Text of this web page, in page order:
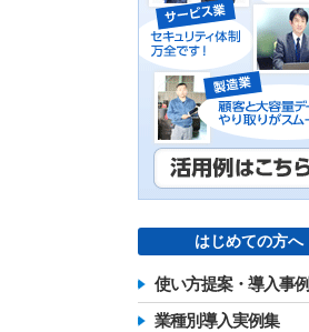
はじめての方へ
使い方提案・導入事例
業種別導入実例集